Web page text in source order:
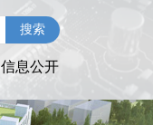
信息公开